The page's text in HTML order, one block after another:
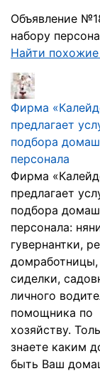
Объявление
набору
Найти похожие
Фирма
предлагает
подбора
персонала
Фирма
предлагает
подбора
персонала:
гувернантки,
домработницы,
сиделки,
личного
помощника по
хозяйству.
знаете каким
быть Ваш